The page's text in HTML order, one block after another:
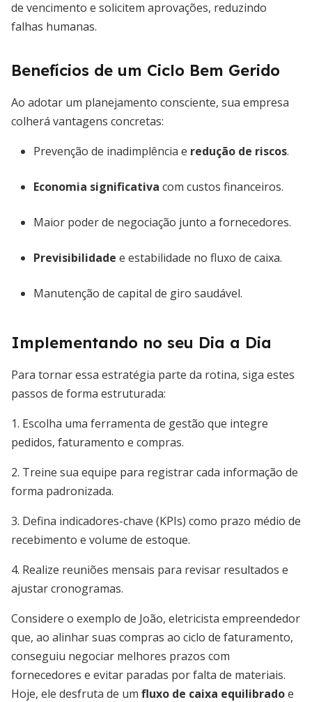
de vencimento e solicitem aprovações, reduzindo
falhas humanas.
Benefícios de um Ciclo Bem Gerido
Ao adotar um planejamento consciente, sua empresa
colherá vantagens concretas:
Prevenção de inadimplência e redução de riscos.
Economia significativa com custos financeiros.
Maior poder de negociação junto a fornecedores.
Previsibilidade e estabilidade no fluxo de caixa.
Manutenção de capital de giro saudável.
Implementando no seu Dia a Dia
Para tornar essa estratégia parte da rotina, siga estes
passos de forma estruturada:
1. Escolha uma ferramenta de gestão que integre
pedidos, faturamento e compras.
2. Treine sua equipe para registrar cada informação de
forma padronizada.
3. Defina indicadores-chave (KPIs) como prazo médio de
recebimento e volume de estoque.
4. Realize reuniões mensais para revisar resultados e
ajustar cronogramas.
Considere o exemplo de João, eletricista empreendedor
que, ao alinhar suas compras ao ciclo de faturamento,
conseguiu negociar melhores prazos com
fornecedores e evitar paradas por falta de materiais.
Hoje, ele desfruta de um fluxo de caixa equilibradoe